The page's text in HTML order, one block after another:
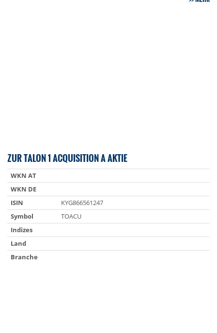
ZUR TALON 1 ACQUISITION A AKTIE
WKN AT
WKN DE
ISIN
KYG866561247
Symbol
TOACU
Indizes
Land
Branche